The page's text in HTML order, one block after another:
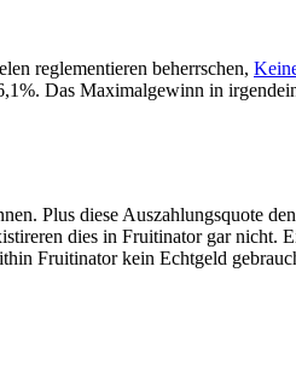
reglementieren beherrschen,
Das Maximalgewinn in
Plus diese Auszahlungsquote
dies in Fruitinator gar nicht.
Fruitinator kein Echtgeld